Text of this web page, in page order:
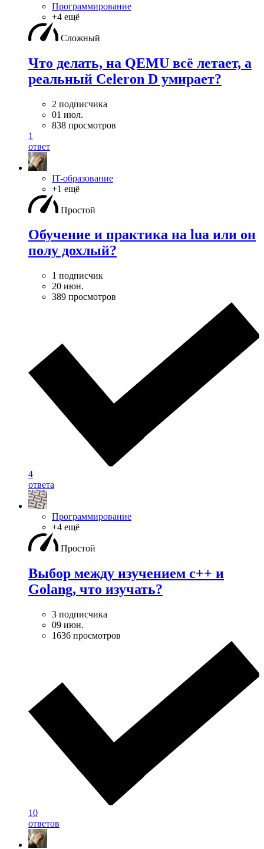
Программирование
+4 ещё
Сложный
Что делать, на QEMU всё летает, а
реальный Celeron D умирает?
2 подписчика
01 июл.
838 просмотров
1
ответ
IT-образование
+1 ещё
Простой
Обучение и практика на lua или он
полу дохлый?
1 подписчик
20 июн.
389 просмотров
4
ответа
Программирование
+4 ещё
Простой
Выбор между изучением c++ и
Golang, что изучать?
3 подписчика
09 июн.
1636 просмотров
10
ответов